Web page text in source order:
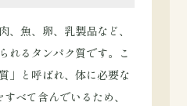
、魚、卵、乳製品など、
れるタンパク質です。こ
」と呼ばれ、体に必要な
べて含んでいるため、